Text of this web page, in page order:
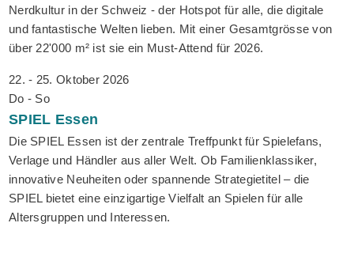
Nerdkultur in der Schweiz - der Hotspot für alle, die digitale
und fantastische Welten lieben. Mit einer Gesamtgrösse von
über 22'000 m² ist sie ein Must-Attend für 2026.
22. - 25. Oktober 2026
Do - So
SPIEL Essen
Die SPIEL Essen ist der zentrale Treffpunkt für Spielefans,
Verlage und Händler aus aller Welt. Ob Familienklassiker,
innovative Neuheiten oder spannende Strategietitel – die
SPIEL bietet eine einzigartige Vielfalt an Spielen für alle
Altersgruppen und Interessen.